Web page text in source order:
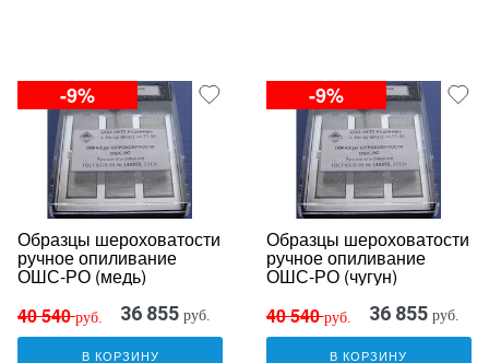
-9%
Образцы шероховатости
ручное опиливание
ОШС-РО (медь)
40 540руб. 36 855 руб.
В КОРЗИНУ
-9%
Образцы шероховатости
ручное опиливание
ОШС-РО (чугун)
40 540руб. 36 855 руб.
В КОРЗИНУ